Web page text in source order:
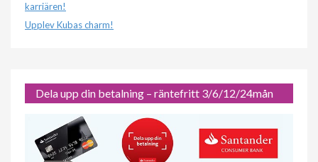
karriären!
Upplev Kubas charm!
Dela upp din betalning – räntefritt 3/6/12/24mån